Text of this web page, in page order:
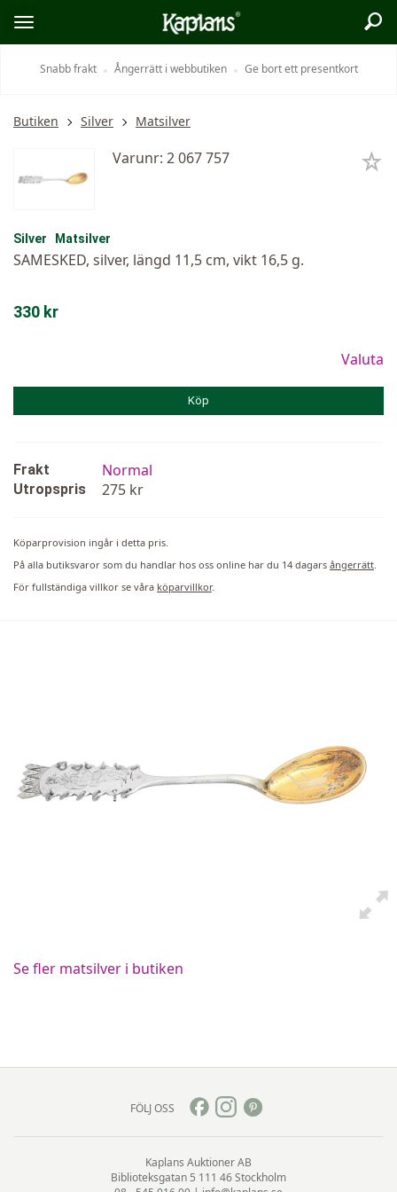
Logo Sök
Öppna/stäng
meny
Snabb frakt Ångerrätt i webbutiken Ge bort ett presentkort
Butiken Silver Matsilver
Varunr: 2 067 757
Silver Matsilver
SAMESKED, silver, längd 11,5 cm, vikt 16,5 g.
330 kr
Valuta
Köp
Frakt Normal
Utropspris 275 kr
Köparprovision ingår i detta pris.
På alla butiksvaror som du handlar hos oss online har du 14 dagars ångerrätt
För fullständiga villkor se våra köparvillkor.
Se fler matsilver i butiken
FÖLJ OSS
Kaplans Auktioner AB
Biblioteksgatan 5 111 46 Stockholm